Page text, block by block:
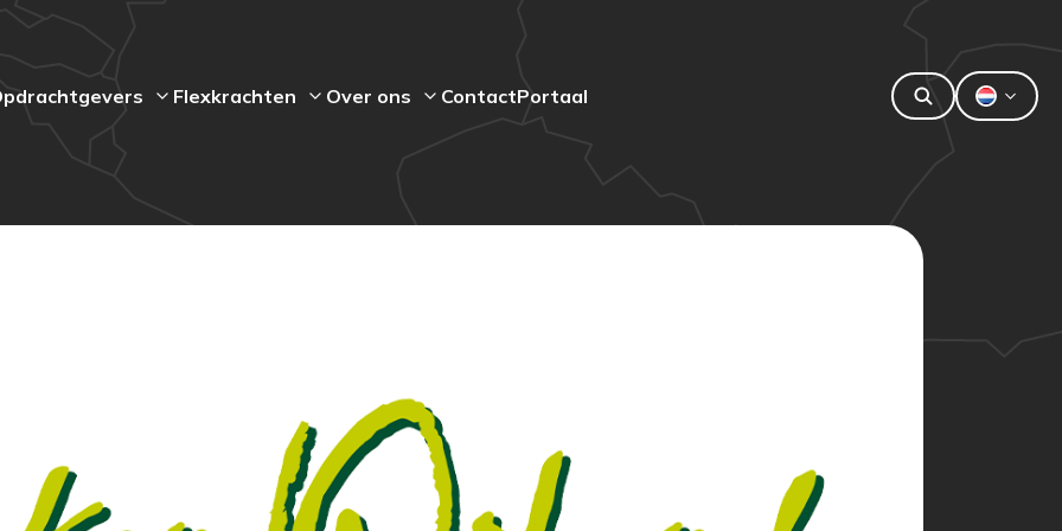
Flexkrachten Over ons ContactPortaal